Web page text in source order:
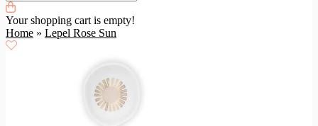
Your shopping cart is empty!
Home » Lepel Rose Sun